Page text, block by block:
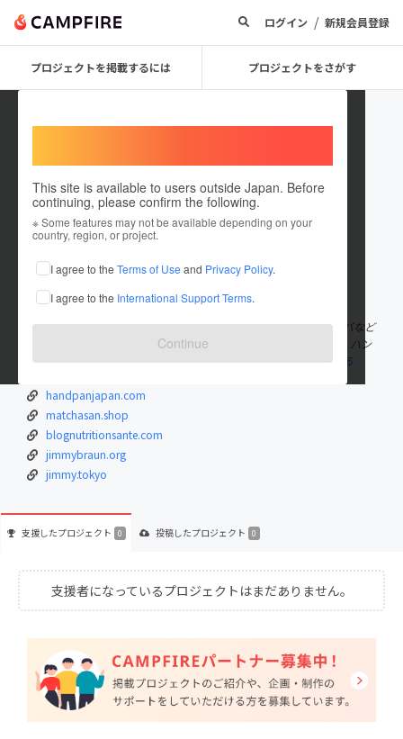
ログイン / 新規会員登録
プロジェクトを掲載するには プロジェクトをさがす
This site is available to users outside Japan. Before
continuing, please confirm the following.
※ Some features may not be available depending on your
country, region, or project.
I agree to the Terms of Use and Privacy Policy.
I agree to the International Support Terms.
Continue
Jimmy Braun
在住国：日本
出身国：日本 出身地：福岡県
ブラウン•ジミーはフランス生れの音楽家です。フランス・キューバなど
にて打楽器の研究を始めました。ジャズドラム・パーカッション・ハン
ドパン等を演奏しています。中村けいこやスティーブ・ もっと見る
handpanjapan.com
matchasan.shop
blognutritionsante.com
jimmybraun.org
jimmy.tokyo
支援したプロジェクト 0 投稿したプロジェクト 0
支援者になっているプロジェクトはまだありません。